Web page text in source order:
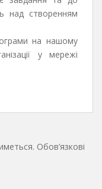
над створенням
на нашому
у мережі
Обов’язкові